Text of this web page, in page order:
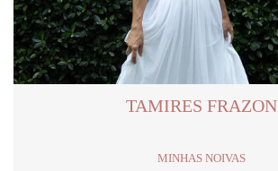
TAMIRES FRAZON
MINHAS NOIVAS